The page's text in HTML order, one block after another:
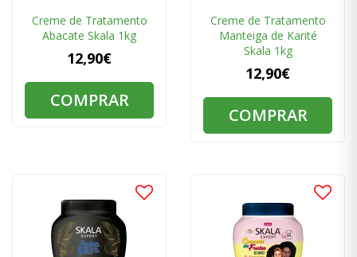
Creme de Tratamento
Abacate Skala 1kg
12,90€
COMPRAR
Creme de Tratamento
Manteiga de Karité
Skala 1kg
12,90€
COMPRAR